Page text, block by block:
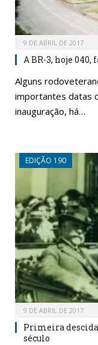
9 DE ABRIL DE 2017
A BR-3, hoje
Alguns
importantes datas
inauguração, há…
EDIÇÃO 190
9 DE ABRIL DE 2017
Primeira
século